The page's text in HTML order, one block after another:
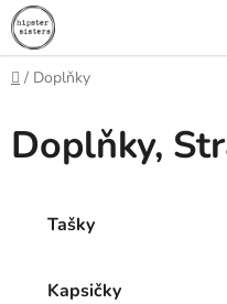
Přejít
na
obsah
Domů
/ Doplňky
Doplňky,
Tašky
Kapsičky